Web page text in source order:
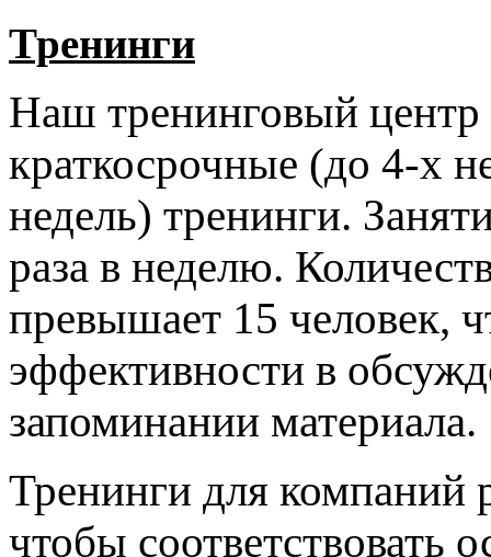
Тренинги
Наш тренинговый центр
краткосрочные (до 4-х
недель) тренинги.
раза в неделю.
превышает 15 человек,
эффективности в
запоминании материала.
Тренинги для компаний
чтобы соответствовать